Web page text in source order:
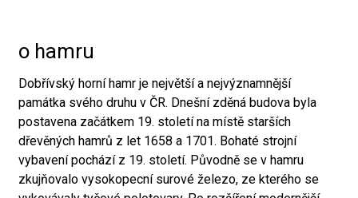
o hamru
Dobřívský horní hamr je největší a nejvýznamnější
památka svého druhu v ČR. Dnešní zděná budova byla
postavena začátkem 19. století na místě starších
dřevěných hamrů z let 1658 a 1701. Bohaté strojní
vybavení pochází z 19. století. Původně se v hamru
zkujňovalo vysokopecní surové železo, ze kterého se